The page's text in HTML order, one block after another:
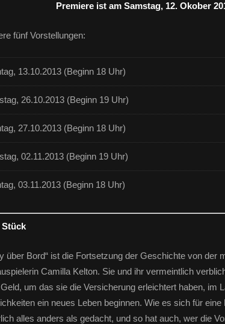
Premiere ist am Samstag, 12. Okober
fünf Vorstellungen:
13.10.2013 (Beginn 18 Uhr)
26.10.2013 (Beginn 19 Uhr)
27.10.2013 (Beginn 18 Uhr)
02.11.2013 (Beginn 19 Uhr)
03.11.2013 (Beginn 18 Uhr)
Stück
über Bord“ ist die Fortsetzung der Geschichte von der
Camilla Kelton. Sie und ihr vermeintlich
um das sie die Versicherung erleichtert haben, im
ein neues Leben beginnen. Wie es sich für
alles anders als gedacht, und so hat auch, wer die